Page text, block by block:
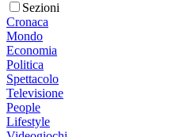
Sezioni
Cronaca
Mondo
Economia
Politica
Spettacolo
Televisione
People
Lifestyle